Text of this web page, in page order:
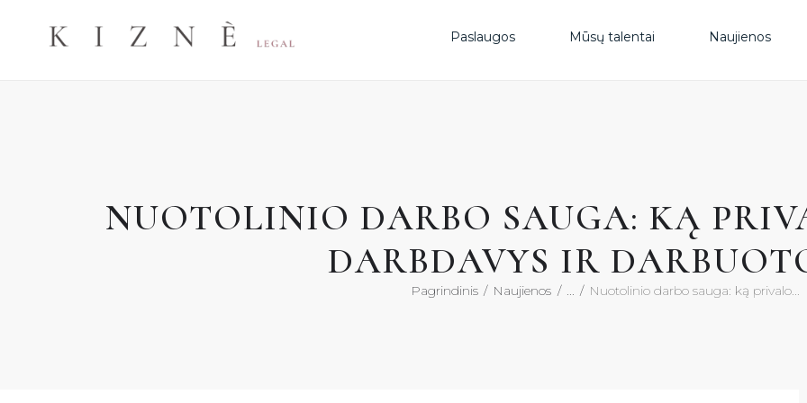
Paslaugos Mūsų talentai Naujienos
NUOTOLINIO DARBO SAUGA: KĄ
DARBDAVYS IR
Pagrindinis Naujienos Nuotolinio darbo sauga: ką privalo...
DUK